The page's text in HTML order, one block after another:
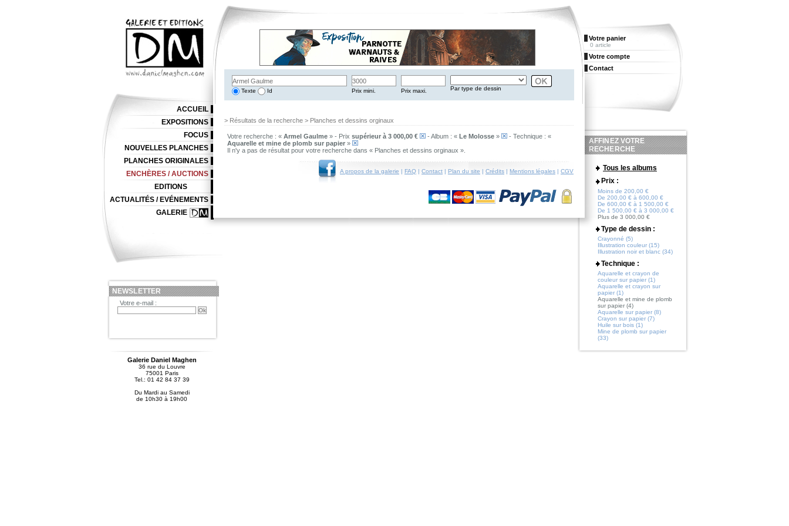
Texte Id Prix mini. Prix maxi. Par type de dessin
> Résultats de la recherche > Planches et dessins orginaux
Votre recherche : « Armel Gaulme » - Prix supérieur à 3 000,00 € - Album : « Le Molosse »
- Technique : «
Aquarelle et mine de plomb sur papier »
Il n'y a pas de résultat pour votre recherche dans « Planches et dessins orginaux ».
A propos de la galerie | FAQ | Contact | Plan du site | Crédits | Mentions légales | CGV
ACCUEIL
EXPOSITIONS
FOCUS
NOUVELLES PLANCHES
PLANCHES ORIGINALES
ENCHÈRES / AUCTIONS
EDITIONS
ACTUALITÉS / EVÉNEMENTS
GALERIE
NEWSLETTER
Votre e-mail :
Galerie Daniel Maghen
36 rue du Louvre
75001 Paris
Tel.: 01 42 84 37 39
Du Mardi au Samedi
de 10h30 à 19h00
Votre panier
0 article
Votre compte
Contact
AFFINEZ VOTRE
RECHERCHE
Tous les albums
Prix :
Moins de 200,00 €
De 200,00 € à 600,00 €
De 600,00 € à 1 500,00 €
De 1 500,00 € à 3 000,00 €
Plus de 3 000,00 €
Type de dessin :
Crayonné (5)
Illustration couleur (15)
Illustration noir et blanc (34)
Technique :
Aquarelle et crayon de
couleur sur papier (1)
Aquarelle et crayon sur
papier (1)
Aquarelle et mine de plomb
sur papier (4)
Aquarelle sur papier (8)
Crayon sur papier (7)
Huile sur bois (1)
Mine de plomb sur papier
(33)